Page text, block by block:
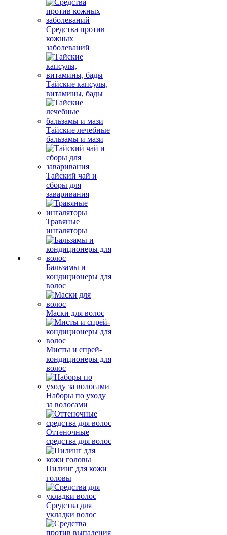
Средства против
кожных
заболеваний
Тайские капсулы,
витамины, бады
Тайские лечебные
бальзамы и мази
Тайский чай и
сборы для
заваривания
Травяные
ингаляторы
Бальзамы и
кондиционеры для
волос
Маски для волос
Мисты и спрей-
кондиционеры для
волос
Наборы по уходу
за волосами
Оттеночные
средства для волос
Пилинг для кожи
головы
Средства для
укладки волос